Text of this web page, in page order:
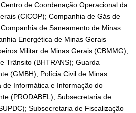
de Coordenação Operacional da
(CICOP); Companhia de Gás de
de Saneamento de Minas
Energética de Minas Gerais
Militar de Minas Gerais (CBMMG);
Trânsito (BHTRANS); Guarda
(GMBH); Polícia Civil de Minas
de Informática e Informação do
(PRODABEL); Subsecretaria de
Subsecretaria de Fiscalização